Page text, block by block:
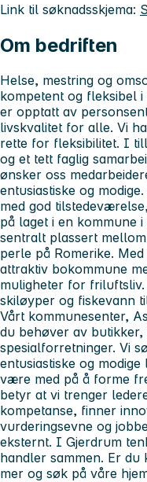
Link til søknadsskjema:
Om bedriften
Helse, mestring og
kompetent og fleksibel
er opptatt av
livskvalitet for alle. Vi
rette for fleksibilitet. I
og et tett faglig
ønsker oss
entusiastiske og
med god
på laget i en kommune
sentralt plassert
perle på Romerike.
attraktiv bokommune
muligheter for
skiløyper og fiskevann
Vårt kommunesenter,
du behøver av
spesialforretninger. Vi
entusiastiske og
være med på å forme
betyr at vi trenger
kompetanse, finner
vurderingsevne og
eksternt. I Gjerdrum
handler sammen. Er
mer og søk på våre